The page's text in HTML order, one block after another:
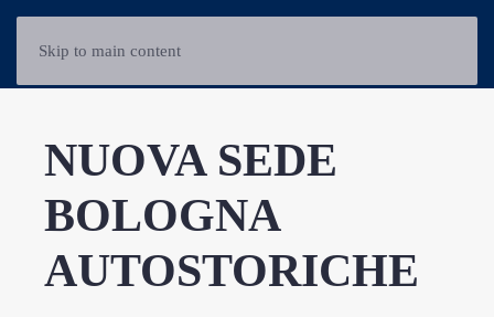
Skip to main content
NUOVA SEDE
BOLOGNA
AUTOSTORICHE